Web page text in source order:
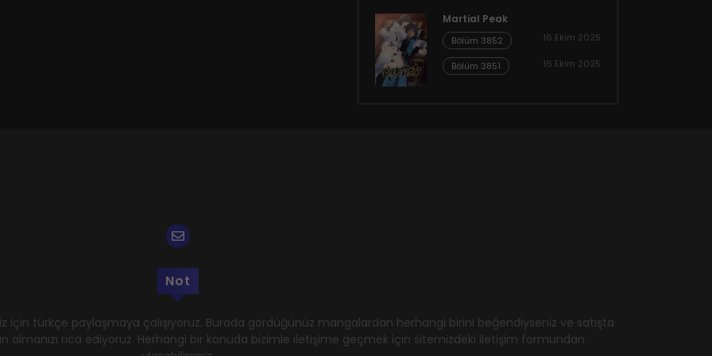
Martial Peak
Bölüm 3852 16 Ekim 2025
Bölüm 3851 16 Ekim 2025
Not
için türkçe paylaşmaya çalışıyoruz. Burada gördüğünüz mangalardan herhangi birini beğendiyseniz ve satışta
almanızı rica ediyoruz. Herhangi bir konuda bizimle iletişime geçmek için sitemizdeki iletişim formundan